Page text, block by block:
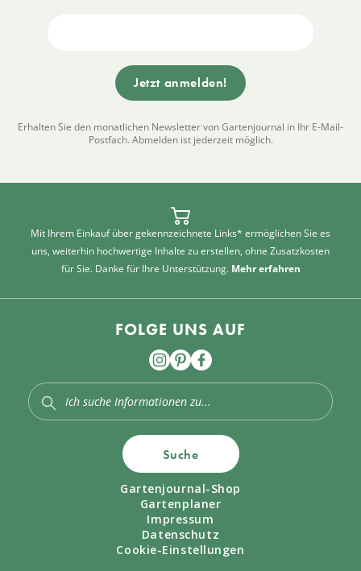
Erhalten Sie den monatlichen Newsletter von Gartenjournal in Ihr E-Mail-
Postfach. Abmelden ist jederzeit möglich.
Mit Ihrem Einkauf über gekennzeichnete Links* ermöglichen Sie es
uns, weiterhin hochwertige Inhalte zu erstellen, ohne Zusatzkosten
für Sie. Danke für Ihre Unterstützung. Mehr erfahren
FOLGE UNS AUF
Suche
Gartenjournal-Shop
Gartenplaner
Impressum
Datenschutz
Cookie-Einstellungen